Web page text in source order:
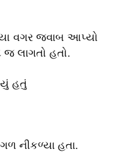
વગર જવાબ આપ્યો
લાગતો હતો.
હતું
નીકળ્યા હતા.